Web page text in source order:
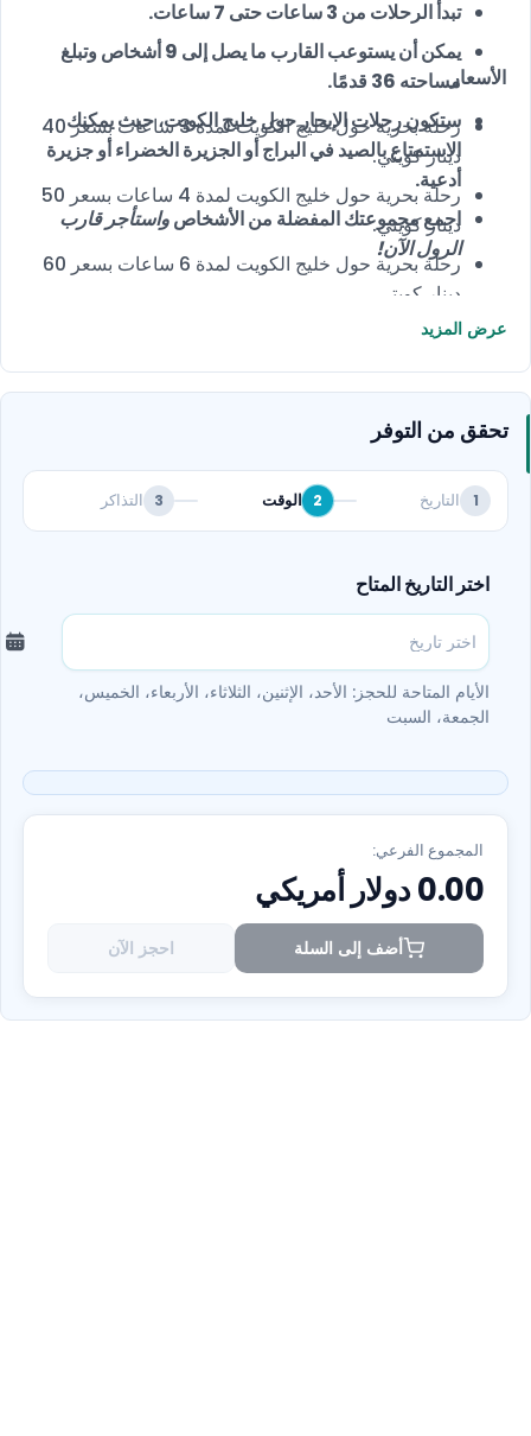
تبدأ الرحلات من 3 ساعات حتى 7 ساعات.
يمكن أن يستوعب القارب ما يصل إلى 9 أشخاص وتبلغ
مساحته 36 قدمًا.
ستكون رحلات الإبحار حول خليج الكويت، حيث يمكنك
الاستمتاع بالصيد في البراج أو الجزيرة الخضراء أو جزيرة
أدعية.
اجمع مجموعتك المفضلة من الأشخاصواستأجر قارب
الرول الآن!
الأسعار
رحلة بحرية حول خليج الكويت لمدة 3 ساعات بسعر 40
دينار كويتي.
رحلة بحرية حول خليج الكويت لمدة 4 ساعات بسعر 50
دينار كويتي.
رحلة بحرية حول خليج الكويت لمدة 6 ساعات بسعر 60
دينار كويتي.
كويتي.
رحلة إلى جزيرة أم المرادم لمدة 8 ساعات بسعر 220
دينار كويتي.
رحلة إلى جزيرة قاروه لمدة 8 ساعات بسعر 250 دينار
كويتي.
عرض المزيد
تحقق من التوفر
1 التاريخ 2 الوقت 3 التذاكر
اختر التاريخ المتاح
الأيام المتاحة للحجز: الأحد، الإثنين، الثلاثاء، الأربعاء، الخميس،
الجمعة، السبت
المجموع الفرعي:
0.00دولار أمريكي
أضف إلى السلة احجز الآن